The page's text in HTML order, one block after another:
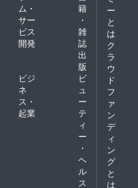
ム・
サー
ビス
開発
籍
・
雑
誌
出
版
ビジ
ネ
ス・
起業
ビ
ュ
ー
テ
ィ
ー
・
ヘ
ル
ス
ー
と
は
ク
ラ
ウ
ド
フ
ァ
ン
デ
ィ
ン
グ
と
は